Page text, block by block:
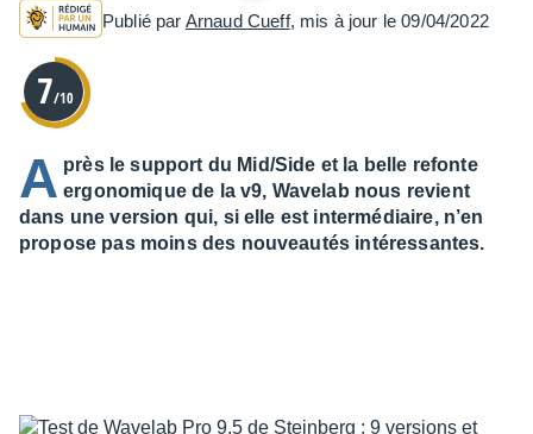
Publié par Arnaud Cueff, mis à jour le 09/04/2022
7/10
A près le support du Mid/Side et la belle refonte
ergonomique de la v9, Wavelab nous revient
dans une version qui, si elle est intermédiaire, n’en
propose pas moins des nouveautés intéressantes.